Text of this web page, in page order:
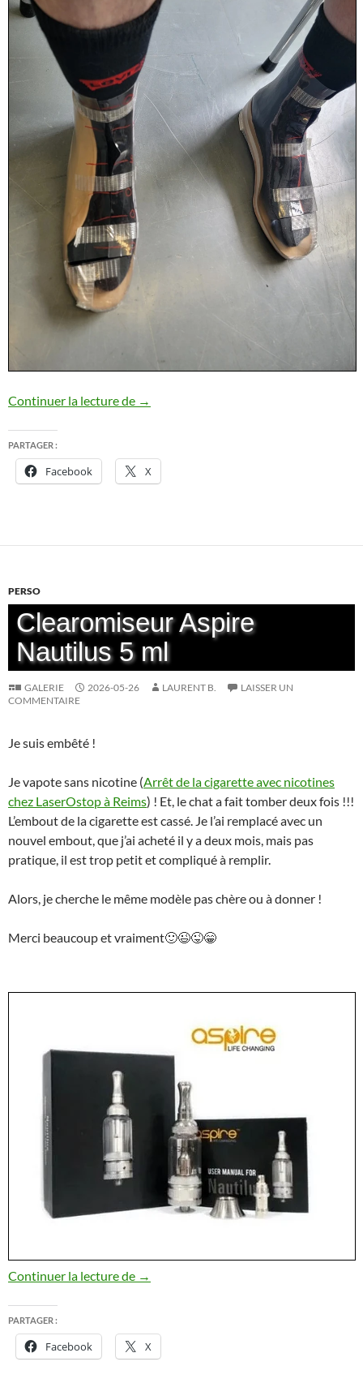
Continuer la lecture de La fabrication de mes chaussures
→
PARTAGER :
Facebook X
PERSO
Clearomiseur Aspire
Nautilus 5 ml
GALERIE 2026-05-26 LAURENT B.
LAISSER UN
COMMENTAIRE
Je suis embêté !
Je vapote sans nicotine (Arrêt de la cigarette avec nicotines
chez LaserOstop à Reims) ! Et, le chat a fait tomber deux fois !!!
L’embout de la cigarette est cassé. Je l’ai remplacé avec un
nouvel embout, que j’ai acheté il y a deux mois, mais pas
pratique, il est trop petit et compliqué à remplir.
Alors, je cherche le même modèle pas chère ou à donner !
Merci beaucoup et vraiment🙂😉😜😁
Continuer la lecture de Clearomiseur Aspire Nautilus 5 ml
→
PARTAGER :
Facebook X